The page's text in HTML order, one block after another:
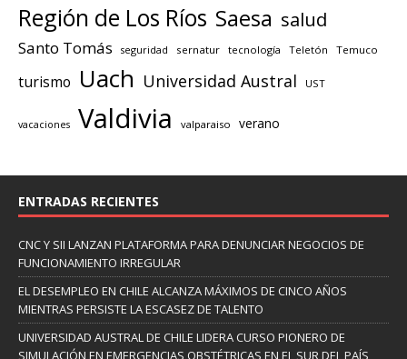
Región de Los Ríos Saesa salud
Santo Tomás seguridad sernatur tecnología Teletón Temuco
turismo Uach Universidad Austral UST
vacaciones Valdivia valparaiso verano
ENTRADAS RECIENTES
CNC Y SII LANZAN PLATAFORMA PARA DENUNCIAR NEGOCIOS DE
FUNCIONAMIENTO IRREGULAR
EL DESEMPLEO EN CHILE ALCANZA MÁXIMOS DE CINCO AÑOS
MIENTRAS PERSISTE LA ESCASEZ DE TALENTO
UNIVERSIDAD AUSTRAL DE CHILE LIDERA CURSO PIONERO DE
SIMULACIÓN EN EMERGENCIAS OBSTÉTRICAS EN EL SUR DEL PAÍS